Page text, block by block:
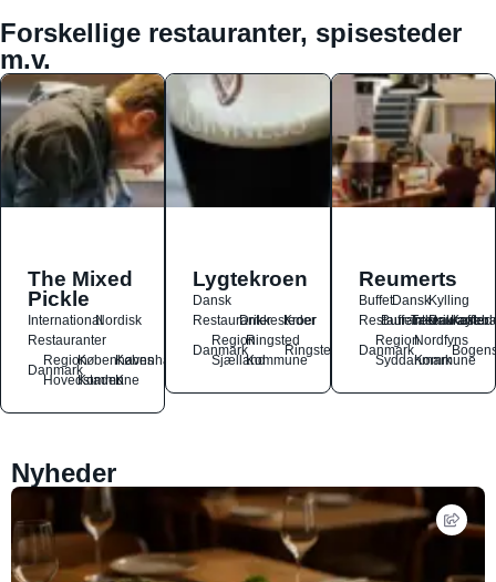
Forskellige restauranter, spisesteder
m.v.
The Mixed
Pickle
InternationalNordisk
Restauranter
Danmark
Region
Hovedstaden
Københavns
Kommune
København
K
Lygtekroen
Dansk
RestauranterDrikkesteder
Kroer
Danmark
Region
Sjælland
Ringsted
Kommune
Ringsted
Reumerts
BuffetDanskKylling
Restauranter
Buffetrestauranter
Takeaway
Danmark
Region
Syddanmark
Nordfyns
Kommune
Nyheder